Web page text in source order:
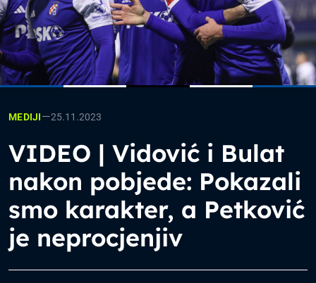
MEDIJI—25.11.2023
VIDEO | Vidović i Bulat
nakon pobjede: Pokazali
smo karakter, a Petković
je neprocjenjiv